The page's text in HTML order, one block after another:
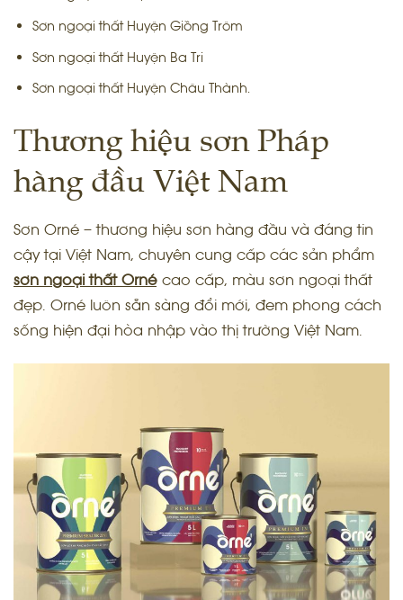
Sơn ngoại thất Huyện Giồng Trôm
Sơn ngoại thất Huyện Ba Tri
Sơn ngoại thất Huyện Châu Thành.
Thương hiệu sơn Pháp
hàng đầu Việt Nam
Sơn Orné – thương hiệu sơn hàng đầu và đáng tin
cậy tại Việt Nam, chuyên cung cấp các sản phẩm
sơn ngoại thất Ornécao cấp, màu sơn ngoại thất
đẹp. Orné luôn sẵn sàng đổi mới, đem phong cách
sống hiện đại hòa nhập vào thị trường Việt Nam.